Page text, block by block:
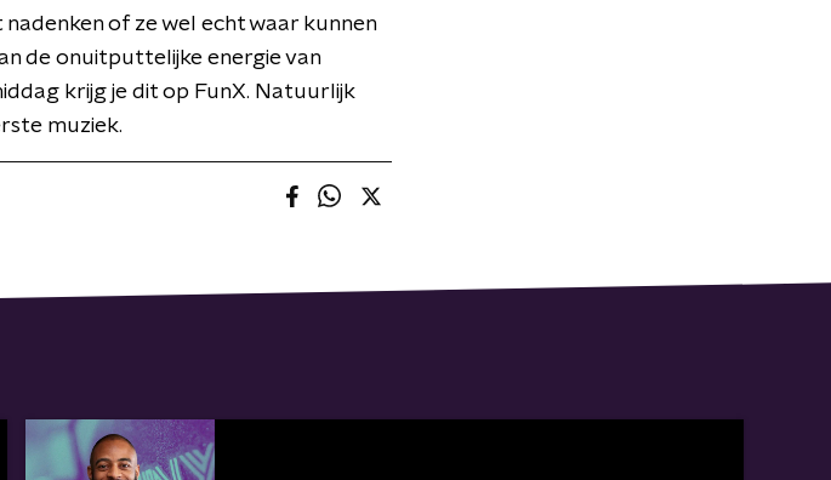
of ze wel echt waar kunnen
de onuitputtelijke energie van
krijg je dit op FunX. Natuurlijk
muziek.